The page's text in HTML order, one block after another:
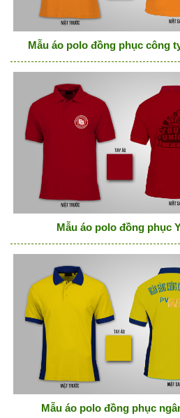
Mẫu áo polo đồng phục công
Mẫu áo polo đồng phục
Mẫu áo polo đồng phục